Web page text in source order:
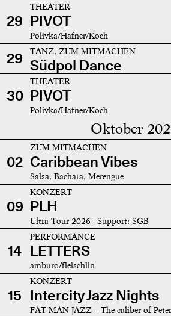
29
THEATER
PIVOT
Polivka/Hafner/Koch
29 TANZ, ZUM MITMACHEN
Südpol Dance
30
THEATER
PIVOT
Polivka/Hafner/Koch
Oktober
02
ZUM MITMACHEN
Caribbean Vibes
Salsa, Bachata, Merengue
09
KONZERT
PLH
Ultra Tour 2026 | Support: SGB
14
PERFORMANCE
LETTERS
amburo/fleischlin
15
KONZERT
Intercity Jazz Nights
FAT MAN JAZZ – The caliber of